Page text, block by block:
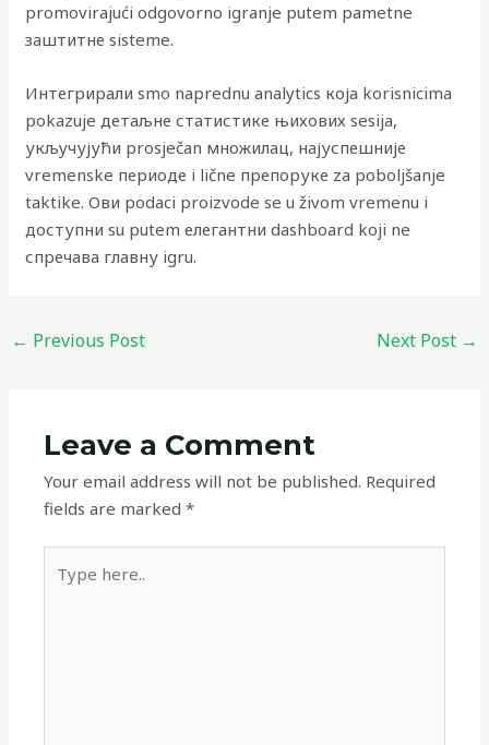
promovirajući odgovorno igranje putem pametne
заштитне sisteme.
Интегрирали smo naprednu analytics која korisnicima
pokazuje детаљне статистике њихових sesija,
укључујући prosječan множилац, најуспешније
vremenske периоде i lične препоруке za poboljšanje
taktike. Ови podaci proizvode se u živom vremenu i
доступни su putem елегантни dashboard koji ne
спречава главну igru.
← Previous Post Next Post →
Leave a Comment
Your email address will not be published. Required
fields are marked*
here..